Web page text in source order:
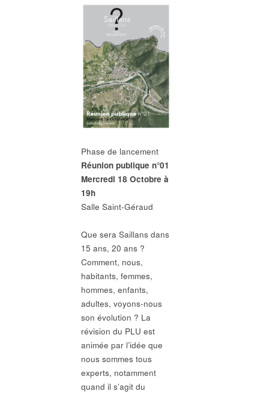
Phase de lancement
Réunion publique n°01
Mercredi 18 Octobre à
19h
Salle Saint-Géraud
Que sera Saillans dans
15 ans, 20 ans ?
Comment, nous,
habitants, femmes,
hommes, enfants,
adultes, voyons-nous
son évolution ? La
révision du PLU est
animée par l’idée que
nous sommes tous
experts, notamment
quand il s’agit du